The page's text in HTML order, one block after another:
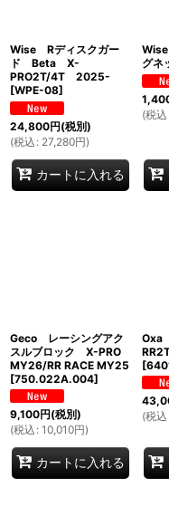
Wise Rディスクガー
ド Beta X-
PRO2T/4T 2025-
[WPE-08]
24,800円(税別)
(税込 : 27,280円)
カートに入れる
グネ
(税込
Geco レーシングアク
スルブロック X-PRO
MY26/RR RACE MY25
[750.022A.004]
9,100円(税別)
(税込 : 10,010円)
カートに入れる
Oxa
[
(税込